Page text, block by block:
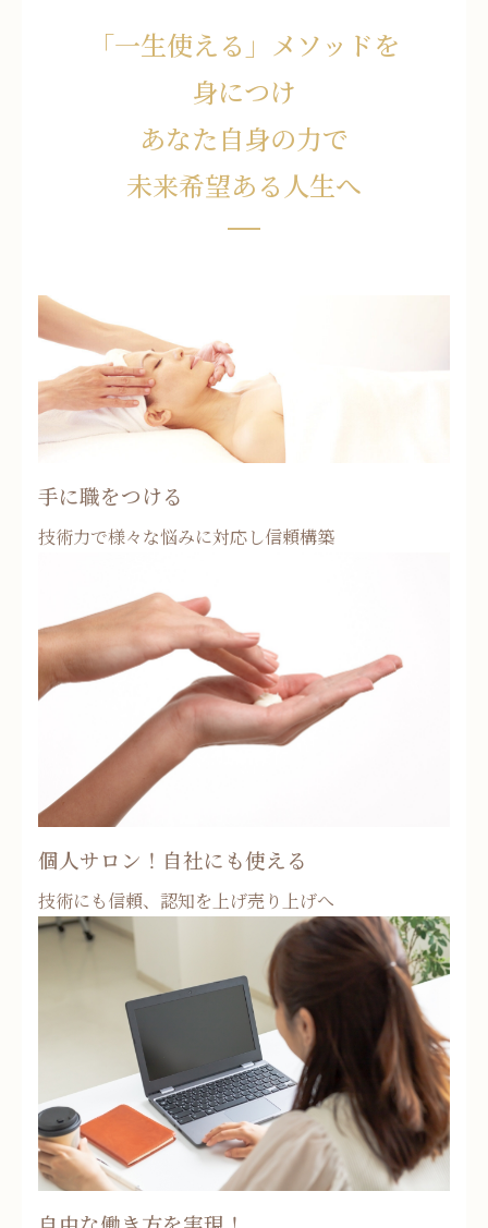
「一生使える」メソッドを
身につけ
あなた自身の力で
未来希望ある人生へ
手に職をつける
技術力で様々な悩みに対応し信頼構築
個人サロン！自社にも使える
技術にも信頼、認知を上げ売り上げへ